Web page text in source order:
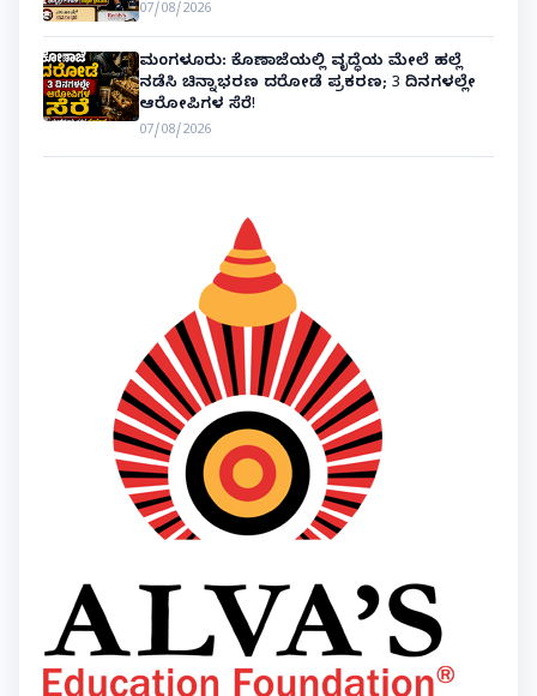
07/08/2026
ಮಂಗಳೂರು: ಕೊಣಾಜೆಯಲ್ಲಿ ವೃದ್ಧೆಯ ಮೇಲೆ ಹಲ್ಲೆ
ನಡೆಸಿ ಚಿನ್ನಾಭರಣ ದರೋಡೆ ಪ್ರಕರಣ; 3 ದಿನಗಳಲ್ಲೇ
ಆರೋಪಿಗಳ ಸೆರೆ!
07/08/2026